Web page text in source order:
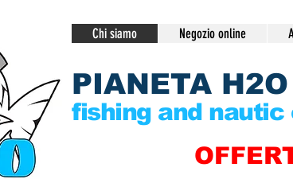
Chi siamo Negozio online
PIANETA H2O
fishing and nautic